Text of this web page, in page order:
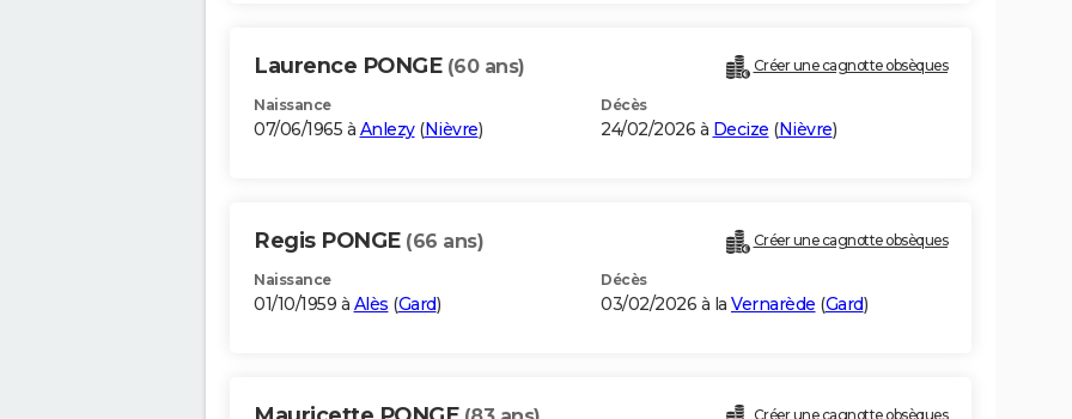
Laurence PONGE (60 ans) Créer une cagnotte obsèques
Naissance
07/06/1965 à Anlezy(Nièvre)
Décès
24/02/2026 à Decize (Nièvre)
Regis PONGE (66 ans) Créer une cagnotte obsèques
Naissance
01/10/1959 à Alès (Gard)
Décès
03/02/2026 à la Vernarède (Gard)
Créer une cagnotte obsèques